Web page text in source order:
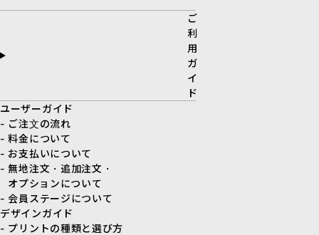
ご
利
用
ガ
イ
ド
ユーザーガイド
- ご注文の流れ
- 料金について
- お支払いについて
- 無地注文・追加注文・
オプションについて
- 会員ステージについて
デザインガイド
- プリントの種類と選び方